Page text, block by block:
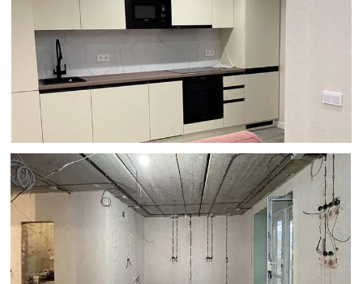
Точный замер и
смету.Максимальная прозрачность
и точность в подборе работ и
материалов.
Оценку реальных возможностей.
Сразу скажем, что можно сделать
в вашей квартире, а что — нет.
Не обещаем невозможного
*Что вы получаете
за эти деньги?